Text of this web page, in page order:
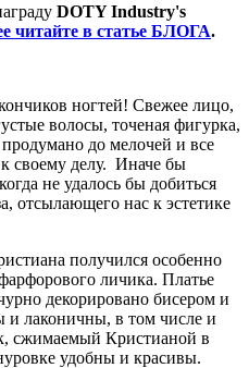
DOTY Industry's
читайте в статье БЛОГА.
ногтей! Свежее лицо,
волосы, точеная фигурка,
до мелочей и все
своему делу. Иначе бы
не удалось бы добиться
отсылающего нас к эстетике
получился особенно
личика. Платье
декорировано бисером и
лаконичны, в том числе и
сжимаемый Кристианой в
удобны и красивы.